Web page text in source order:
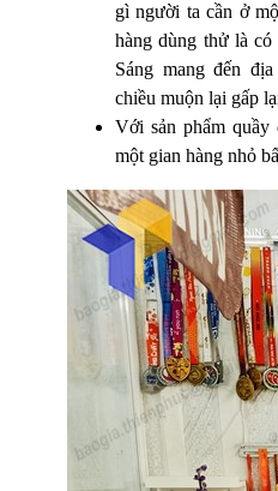
gì người ta cần ở
hàng dùng thử là có
Sáng mang đến
chiều muộn lại gấp
Với sản phẩm
một gian hàng nhỏ